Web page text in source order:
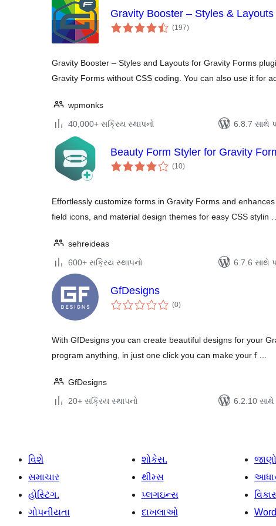
Gravity Booster – Styles &
(197કુલ
રેટિંગ્સ
)
Gravity Booster – Styles and Layouts for Gravity Forms
Gravity Forms without CSS coding. You can also use it for
wpmonks
40,000+ સક્રિય સ્થાપનો
6.8.7 સાથે
Beauty Form Styler for Gravity
(10કુલ
રેટિંગ્સ
)
Effortlessly customize forms in Gravity Forms and
field icons, and material design themes for easy CSS stylin …
sehreideas
600+ સક્રિય સ્થાપનો
6.7.6 સાથે
GfDesigns
(0કુલ
રેટિંગ્સ
)
With GfDesigns you can create beautiful designs for your
program anything, in just one click you can make your f …
GfDesigns
20+ સક્રિય સ્થાપનો
6.2.10 સાથે
વિશે
સમાચાર
હોસ્ટિંગ.
ગોપનીયતા
શોકેસ.
થીમ્સ
પ્લગઇન્સ
દાખલાઓ
જાણો